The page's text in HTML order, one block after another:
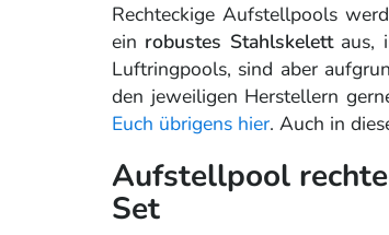
Rechteckige Aufstellpools
ein robustes Stahlskelettaus,
Luftringpools, sind aber
den jeweiligen Herstellern
Euch übrigens hier. Auch in
Aufstellpool
Set